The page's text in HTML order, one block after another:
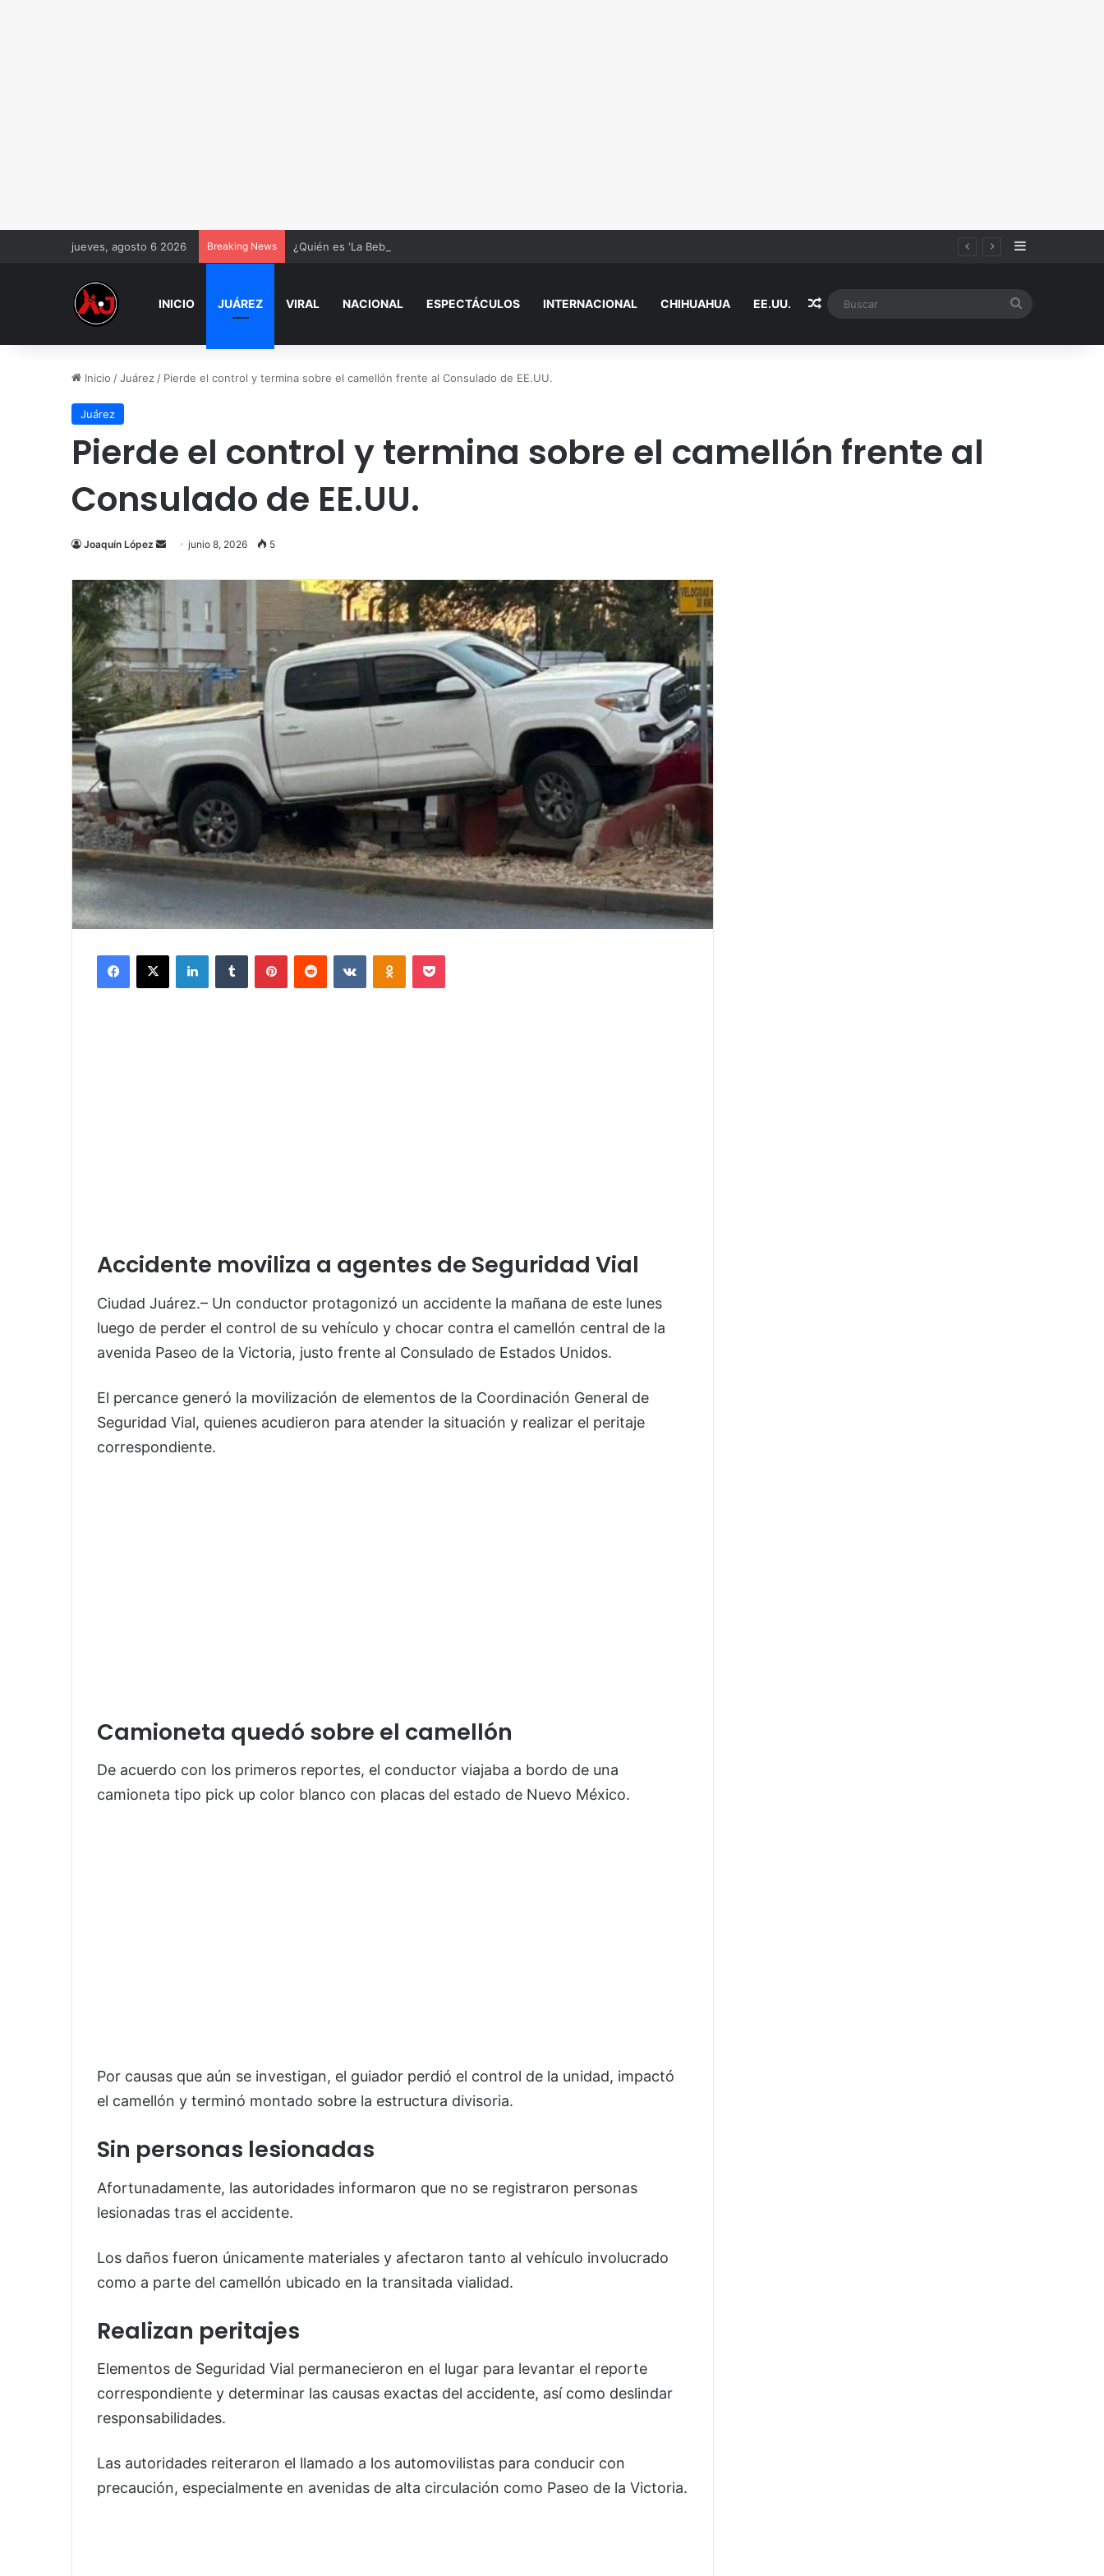
jueves, agosto 6 2026 Breaking News ¿Quién es ‘La Beba’? Su reacción en vivo tras la mu3rt3 de César Gastélum se viraliza Sidebar
INICIO JUÁREZ VIRAL NACIONAL ESPECTÁCULOS INTERNACIONAL CHIHUAHUA EE.UU. Random Article
Inicio /Juárez / Pierde el control y termina sobre el camellón frente al Consulado de EE.UU.
Juárez
Pierde el control y termina sobre el camellón frente al
Consulado de EE.UU.
Joaquín López
Send
email
junio 8, 2026 5
Facebook
X LinkedInTumblr PinterestReddit VKontakteOdnoklassniki
Pocket
Accidente moviliza a agentes de Seguridad Vial
Ciudad Juárez.– Un conductor protagonizó un accidente la mañana de este lunes
luego de perder el control de su vehículo y chocar contra el camellón central de la
avenida Paseo de la Victoria, justo frente al Consulado de Estados Unidos.
El percance generó la movilización de elementos de la Coordinación General de
Seguridad Vial, quienes acudieron para atender la situación y realizar el peritaje
correspondiente.
Camioneta quedó sobre el camellón
De acuerdo con los primeros reportes, el conductor viajaba a bordo de una
camioneta tipo pick up color blanco con placas del estado de Nuevo México.
Por causas que aún se investigan, el guiador perdió el control de la unidad, impactó
el camellón y terminó montado sobre la estructura divisoria.
Sin personas lesionadas
Afortunadamente, las autoridades informaron que no se registraron personas
lesionadas tras el accidente.
Los daños fueron únicamente materiales y afectaron tanto al vehículo involucrado
como a parte del camellón ubicado en la transitada vialidad.
Realizan peritajes
Elementos de Seguridad Vial permanecieron en el lugar para levantar el reporte
correspondiente y determinar las causas exactas del accidente, así como deslindar
responsabilidades.
Las autoridades reiteraron el llamado a los automovilistas para conducir con
precaución, especialmente en avenidas de alta circulación como Paseo de la Victoria.